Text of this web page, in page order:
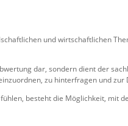
und wirtschaftlichen
dar, sondern dient der
zu hinterfragen und zur
besteht die Möglichkeit, mit